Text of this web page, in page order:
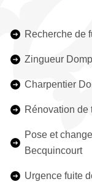
Recherche de
Zingueur
Charpentier
Rénovation de
Pose et
Becquincourt
Urgence fuite